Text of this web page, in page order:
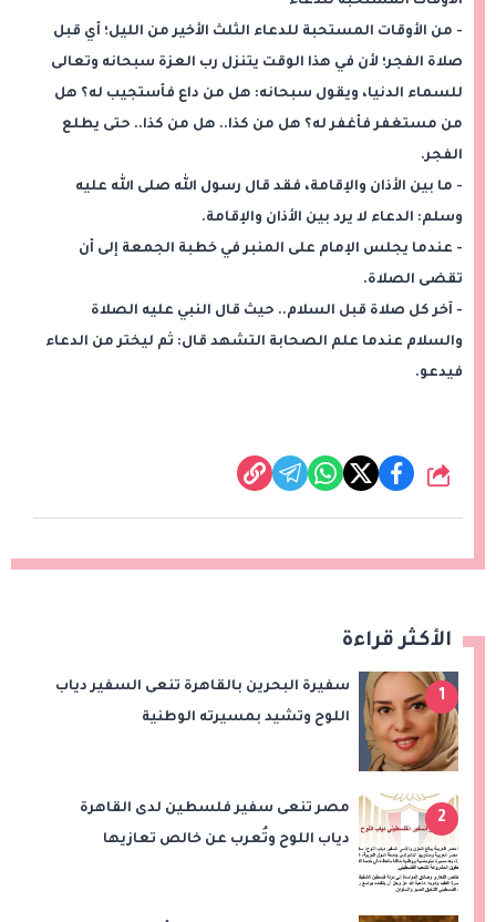
- من الأوقات المستحبة للدعاء الثلث الأخير من الليل؛ أي قبل
صلاة الفجر؛ لأن في هذا الوقت يتنزل رب العزة سبحانه وتعالى
للسماء الدنيا، ويقول سبحانه: هل من داع فأستجيب له؟ هل
من مستغفر فأغفر له؟ هل من كذا.. هل من كذا.. حتى يطلع
الفجر.
- ما بين الأذان والإقامة، فقد قال رسول الله صلى الله عليه
وسلم: الدعاء لا يرد بين الأذان والإقامة.
- عندما يجلس الإمام على المنبر في خطبة الجمعة إلى أن
تقضى الصلاة.
- آخر كل صلاة قبل السلام.. حيث قال النبي عليه الصلاة
والسلام عندما علم الصحابة التشهد قال: ثم ليختر من الدعاء
فيدعو.
شارك
الأكثر قراءة
1
سفيرة البحرين بالقاهرة تنعى السفير دياب
اللوح وتشيد بمسيرته الوطنية
2
مصر تنعى سفير فلسطين لدى القاهرة
دياب اللوح وتُعرب عن خالص تعازيها